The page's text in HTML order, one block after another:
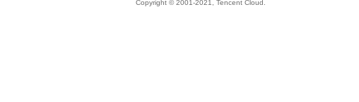
Copyright © 2001-2021, Tencent Cloud.